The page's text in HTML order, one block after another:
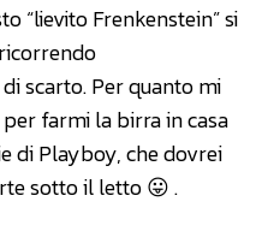
“lievito Frenkenstein” si
scarto. Per quanto mi
farmi la birra in casa
di Playboy, che dovrei
sotto il letto 😛 .